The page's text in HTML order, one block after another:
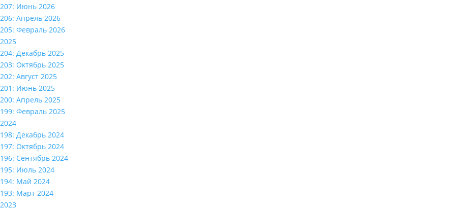
207: Июнь 2026
206: Апрель 2026
205: Февраль 2026
2025
204: Декабрь 2025
203: Октябрь 2025
202: Август 2025
201: Июнь 2025
200: Апрель 2025
199: Февраль 2025
2024
198: Декабрь 2024
197: Октябрь 2024
196: Сентябрь 2024
195: Июль 2024
194: Май 2024
193: Март 2024
2023